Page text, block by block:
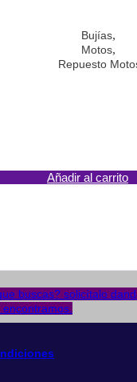
Bujías,
Motos,
Repuesto
Añadir al carrito
buscas? solicítalo